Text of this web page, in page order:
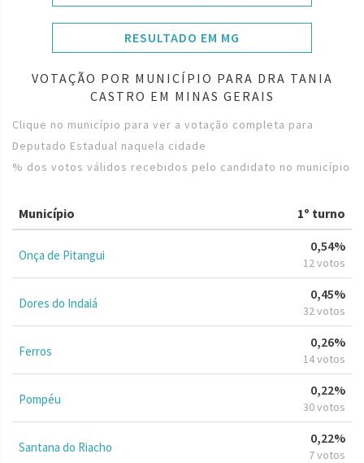
RESULTADO EM MG
VOTAÇÃO POR MUNICÍPIO PARA DRA TANIA
CASTRO EM MINAS GERAIS
Clique no município para ver a votação completa para
Deputado Estadual naquela cidade
% dos votos válidos recebidos pelo candidato no município
Município 1º turno
Onça de Pitangui
0,54%
12 votos
Dores do Indaiá
0,45%
32 votos
Ferros
0,26%
14 votos
Pompéu
0,22%
30 votos
Santana do Riacho
0,22%
7 votos